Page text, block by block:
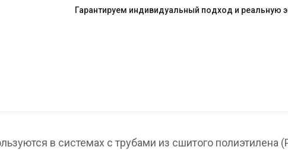
Гарантируем индивидуальный подход и реальную
в системах с трубами из сшитого полиэтилена